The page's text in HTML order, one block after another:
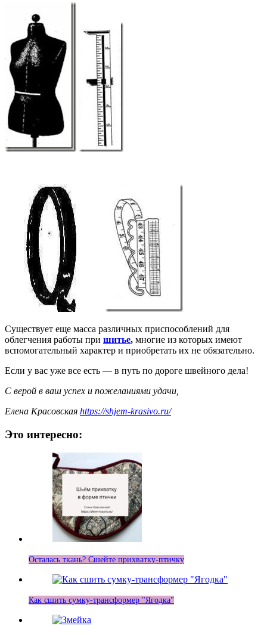
Существует еще масса различных приспособлений для
облегчения работы при шитье, многие из которых имеют
вспомогательный характер и приобретать их не обязательно.
Если у вас уже все есть — в путь по дороге швейного дела!
С верой в ваш успех и пожеланиями удачи,
Елена Красовская https://shjem-krasivo.ru/
Это интересно:
Осталась ткань? Сшейте прихватку-птичку
Как сшить сумку-трансформер "Ягодка"